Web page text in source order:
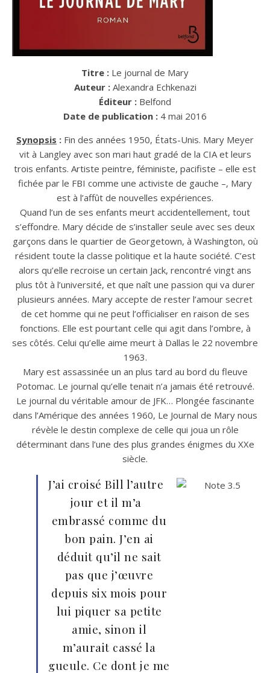
Titre : Le journal de Mary
Auteur : Alexandra Echkenazi
Éditeur : Belfond
Date de publication : 4 mai 2016
Synopsis : Fin des années 1950, États-Unis. Mary Meyer
vit à Langley avec son mari haut gradé de la CIA et leurs
trois enfants. Artiste peintre, féministe, pacifiste – elle est
fichée par le FBI comme une activiste de gauche –, Mary
est à l’affût de nouvelles expériences.
Quand l’un de ses enfants meurt accidentellement, tout
s’effondre. Mary décide de s’installer seule avec ses deux
garçons dans le quartier de Georgetown, à Washington, où
résident toute la classe politique et la haute société. C’est
alors qu’elle recroise un certain Jack, rencontré vingt ans
plus tôt à l’université, et que naît une passion qui va durer
plusieurs années. Mary accepte de rester l’amour secret
de cet homme qui ne peut l’officialiser en raison de ses
fonctions. Elle est pourtant celle qui agit dans l’ombre, à
ses côtés. Celui qu’elle aime meurt à Dallas le 22 novembre
1963.
Mary est assassinée un an plus tard au bord du fleuve
Potomac. Le journal qu’elle tenait n’a jamais été retrouvé.
Le journal du véritable amour de JFK… Plongée fascinante
dans l’Amérique des années 1960, Le Journal de Mary nous
révèle le destin complexe de celle qui joua un rôle
déterminant dans l’une des plus grandes énigmes du XXe
siècle.
J’ai croisé Bill l’autre
jour et il m’a
embrassé comme du
bon pain. J’en ai
déduit qu’il ne sait
pas que j’œuvre
depuis six mois pour
lui piquer sa petite
amie, sinon il
m’aurait cassé la
gueule. Ce dont je me